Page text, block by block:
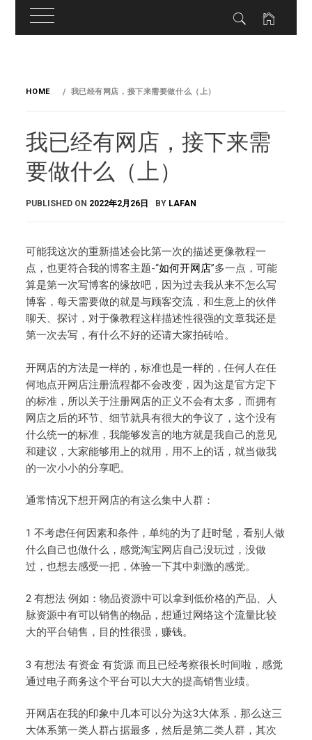
HOME 我已经有网店，接下来需要做什么（上）
我已经有网店，接下来需
要做什么（上）
PUBLISHED ON 2022年2月26日 BY LAFAN
可能我这次的重新描述会比第一次的描述更像教程一
点，也更符合我的博客主题-“如何开网店”多一点，可能
算是第一次写博客的缘故吧，因为过去我从来不怎么写
博客，每天需要做的就是与顾客交流，和生意上的伙伴
聊天、探讨，对于像教程这样描述性很强的文章我还是
第一次去写，有什么不好的还请大家拍砖哈。
开网店的方法是一样的，标准也是一样的，任何人在任
何地点开网店注册流程都不会改变，因为这是官方定下
的标准，所以关于注册网店的正义不会有太多，而拥有
网店之后的环节、细节就具有很大的争议了，这个没有
什么统一的标准，我能够发言的地方就是我自己的意见
和建议，大家能够用上的就用，用不上的话，就当做我
的一次小小的分享吧。
通常情况下想开网店的有这么集中人群：
1 不考虑任何因素和条件，单纯的为了赶时髦，看别人做
什么自己也做什么，感觉淘宝网店自己没玩过，没做
过，也想去感受一把，体验一下其中刺激的感觉。
2 有想法 例如：物品资源中可以拿到低价格的产品、人
脉资源中有可以销售的物品，想通过网络这个流量比较
大的平台销售，目的性很强，赚钱。
3 有想法 有资金 有货源 而且已经考察很长时间啦，感觉
通过电子商务这个平台可以大大的提高销售业绩。
开网店在我的印象中几本可以分为这3大体系，那么这三
大体系第一类人群占据最多，然后是第二类人群，其次